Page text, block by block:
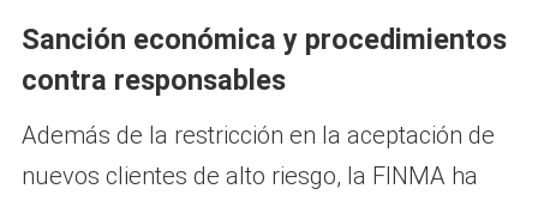
Sanción económica y procedimientos
contra responsables
Además de la restricción en la aceptación de
nuevos clientes de alto riesgo, la FINMA ha